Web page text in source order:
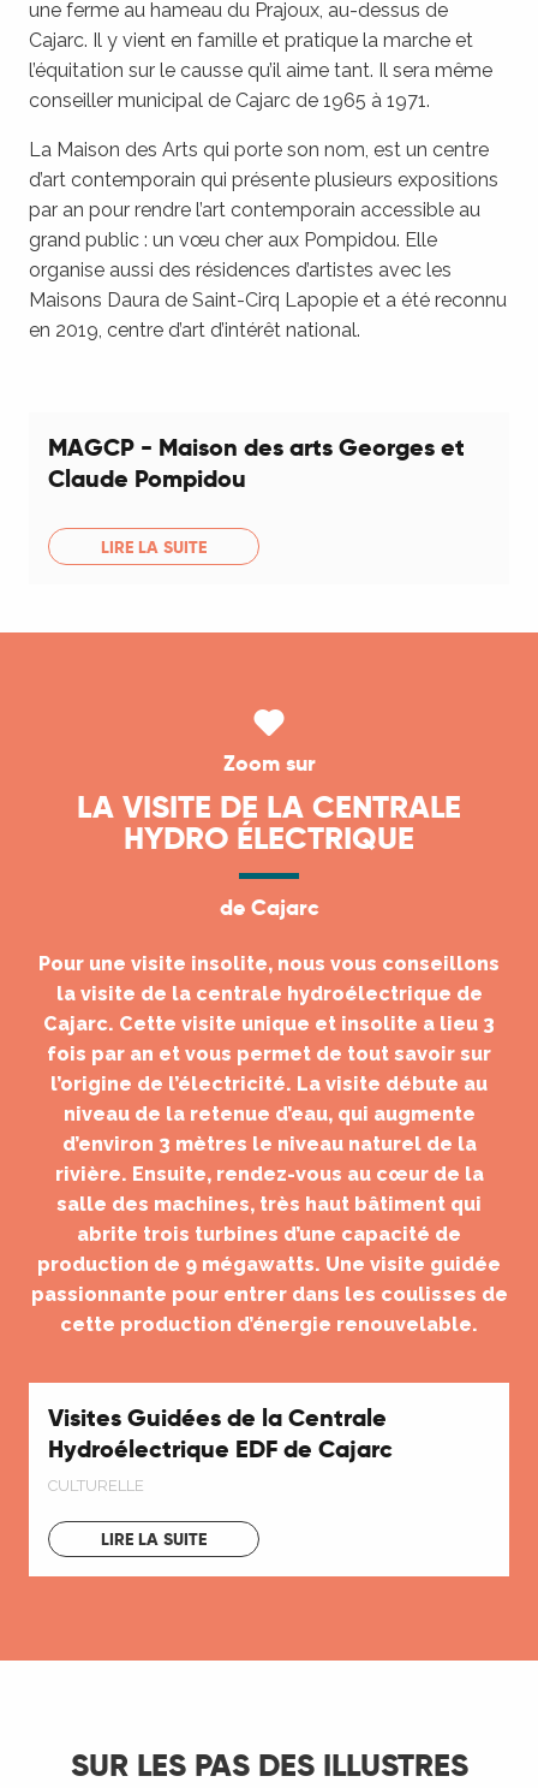
une ferme au hameau du Prajoux, au-dessus de
Cajarc. Il y vient en famille et pratique la marche et
l’équitation sur le causse qu’il aime tant. Il sera même
conseiller municipal de Cajarc de 1965 à 1971.
La Maison des Arts qui porte son nom, est un centre
d’art contemporain qui présente plusieurs expositions
par an pour rendre l’art contemporain accessible au
grand public : un vœu cher aux Pompidou. Elle
organise aussi des résidences d’artistes avec les
Maisons Daura de Saint-Cirq Lapopie et a été reconnu
en 2019, centre d’art d’intérêt national.
MAGCP - Maison des arts Georges et
Claude Pompidou
LIRE LA SUITE
Zoom sur
LA VISITE DE LA CENTRALE
HYDRO ÉLECTRIQUE
de Cajarc
Pour une visite insolite, nous vous conseillons
la visite de la centrale hydroélectrique de
Cajarc. Cette visite unique et insolite a lieu 3
fois par an et vous permet de tout savoir sur
l’origine de l’électricité. La visite débute au
niveau de la retenue d’eau, qui augmente
d’environ 3 mètres le niveau naturel de la
rivière. Ensuite, rendez-vous au cœur de la
salle des machines, très haut bâtiment qui
abrite trois turbines d’une capacité de
production de 9 mégawatts. Une visite guidée
passionnante pour entrer dans les coulisses de
cette production d’énergie renouvelable.
Visites Guidées de la Centrale
Hydroélectrique EDF de Cajarc
CULTURELLE
LIRE LA SUITE
SUR LES PAS DES ILLUSTRES